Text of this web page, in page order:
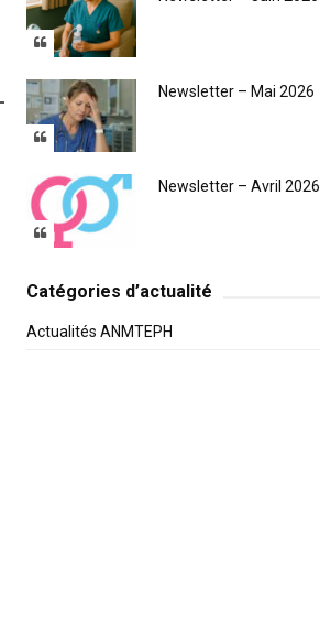
Newsletter – Mai 2026
Newsletter – Avril 2026
Catégories d’actualité
Actualités ANMTEPH